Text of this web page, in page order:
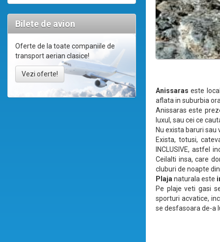
Bilete de avion
Oferte de la toate companiile de
transport aerian clasice!
Vezi oferte!
Anissaras este
aflata in suburbia
Anissaras este
luxul, sau cei ce
Nu exista baruri
Exista, totusi,
INCLUSIVE, astfel
Ceilalti insa, care
cluburi de noapte
Plaja naturala este
Pe plaje veti gasi
sporturi acvatice,
se desfasoara de-a